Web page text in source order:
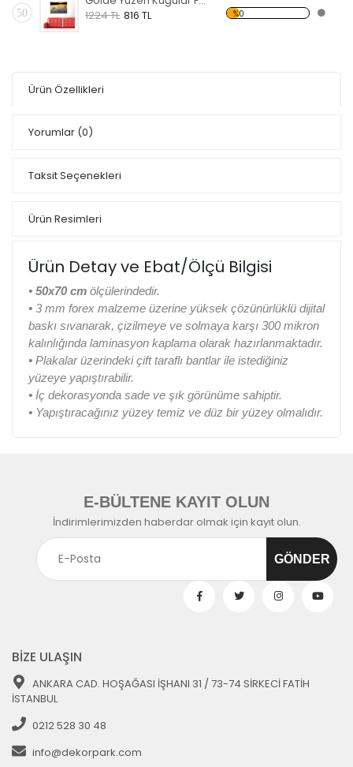
50
1224 TL 816 TL %0
Ürün Özellikleri
Yorumlar (0)
Taksit Seçenekleri
Ürün Resimleri
Ürün Detay ve Ebat/Ölçü Bilgisi
• 50x70 cm ölçülerindedir.
• 3 mm forex malzeme üzerine yüksek çözünürlüklü dijital
baskı sıvanarak, çizilmeye ve solmaya karşı 300 mikron
kalınlığında laminasyon kaplama olarak hazırlanmaktadır.
• Plakalar üzerindeki çift taraflı bantlar ile istediğiniz
yüzeye yapıştırabilir.
• İç dekorasyonda sade ve şık görünüme sahiptir.
• Yapıştıracağınız yüzey temiz ve düz bir yüzey olmalıdır.
E-BÜLTENE KAYIT OLUN
İndirimlerimizden haberdar olmak için kayıt olun.
BİZE ULAŞIN
ANKARA CAD. HOŞAĞASI İŞHANI 31 / 73-74 SİRKECİ FATİH
İSTANBUL
0212 528 30 48
info@dekorpark.com